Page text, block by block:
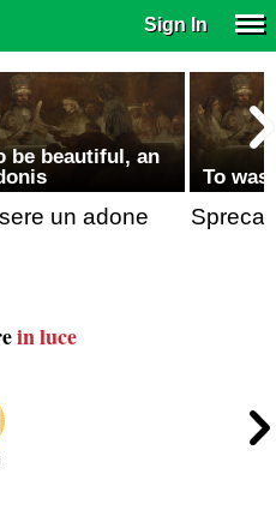
Sign In
be beautiful, an
un adone
To
in luce